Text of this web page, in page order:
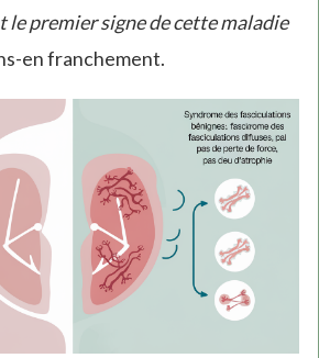
premier signe de cette maladie
en franchement.